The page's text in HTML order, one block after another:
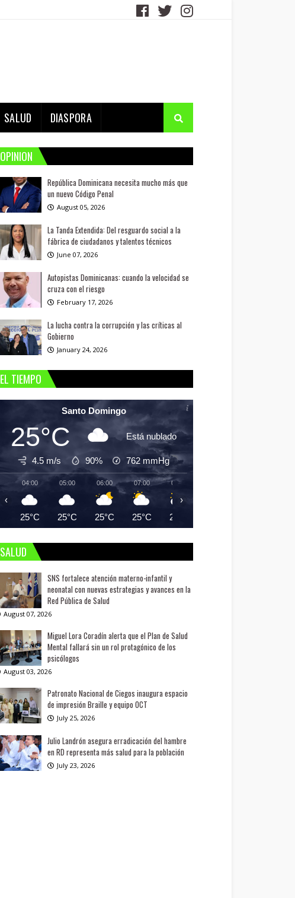
SALUD DIASPORA
OPINION
República Dominicana necesita mucho más que
un nuevo Código Penal
August 05, 2026
La Tanda Extendida: Del resguardo social a la
fábrica de ciudadanos y talentos técnicos
June 07, 2026
Autopistas Dominicanas: cuando la velocidad se
cruza con el riesgo
February 17, 2026
La lucha contra la corrupción y las críticas al
Gobierno
January 24, 2026
EL TIEMPO
Santo Domingo
25°C Está nublado
4.5 m/s 90% 762 mmHg
04:00
25°C
05:00
25°C
06:00
25°C
07:00
25°C
08:00
26°C
‹ ›
SALUD
SNS fortalece atención materno-infantil y
neonatal con nuevas estrategias y avances en la
Red Pública de Salud
August 07, 2026
Miguel Lora Coradín alerta que el Plan de Salud
Mental fallará sin un rol protagónico de los
psicólogos
August 03, 2026
Patronato Nacional de Ciegos inaugura espacio
de impresión Braille y equipo OCT
July 25, 2026
Julio Landrón asegura erradicación del hambre
en RD representa más salud para la población
July 23, 2026